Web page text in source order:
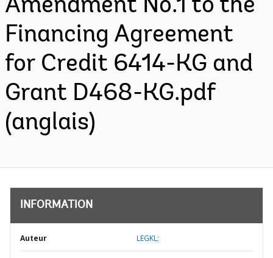
Amendment No.1 to the
Financing Agreement
for Credit 6414-KG and
Grant D468-KG.pdf
(anglais)
INFORMATION
Auteur LEGKL;